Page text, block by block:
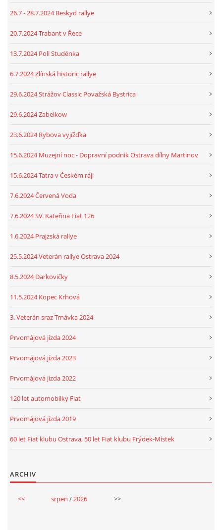
26.7 - 28.7.2024 Beskyd rallye
20.7.2024 Trabant v Řece
13.7.2024 Poli Studénka
6.7.2024 Zlínská historic rallye
29.6.2024 Strážov Classic Považská Bystrica
29.6.2024 Zabelkow
23.6.2024 Rybova vyjížďka
15.6.2024 Muzejní noc - Dopravní podnik Ostrava dílny Martinov
15.6.2024 Tatra v Českém ráji
7.6.2024 Červená Voda
7.6.2024 SV. Kateřina Fiat 126
1.6.2024 Prajzská rallye
25.5.2024 Veterán rallye Ostrava 2024
8.5.2024 Darkovičky
11.5.2024 Kopec Krhová
3. Veterán sraz Trnávka 2024
Prvomájová jízda 2024
Prvomájová jízda 2023
Prvomájová jízda 2022
120 let automobilky Fiat
Prvomájová jízda 2019
60 let Fiat klubu Ostrava, 50 let Fiat klubu Frýdek-Místek
ARCHIV
<< srpen / 2026 >>